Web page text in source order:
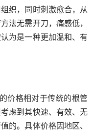
织，同时刺激愈合，从
法无需开刀，痛感低，
为是一种更加温和、有
虑到其快速、有效、无
的。具体价格因地区、